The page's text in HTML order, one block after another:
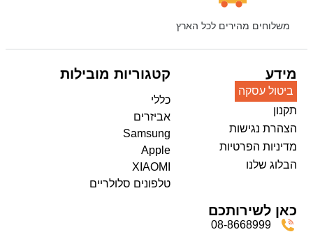
משלוחים מהירים לכל הארץ
מידע
ביטול עסקה
תקנון
הצהרת נגישות
מדיניות הפרטיות
הבלוג שלנו
קטגוריות מובילות
כללי
אביזרים
Samsung
Apple
XIAOMI
טלפונים סלולריים
כאן לשירותכם
08-8668999